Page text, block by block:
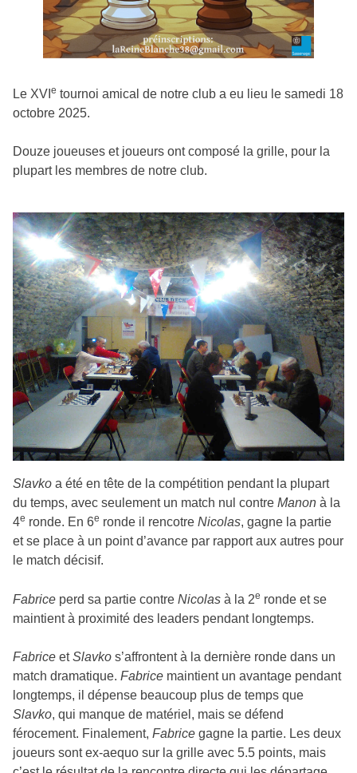
Le XVIe tournoi amical de notre club a eu lieu le samedi 18
octobre 2025.
Douze joueuses et joueurs ont composé la grille, pour la
plupart les membres de notre club.
Slavko a été en tête de la compétition pendant la plupart
du temps, avec seulement un match nul contreManon à la
4e ronde. En 6e ronde il rencotreNicolas, gagne la partie
et se place à un point d’avance par rapport aux autres pour
le match décisif.
Fabrice perd sa partie contreNicolas à la 2e ronde et se
maintient à proximité des leaders pendant longtemps.
Fabrice etSlavko s’affrontent à la dernière ronde dans un
match dramatique.Fabrice maintient un avantage pendant
longtemps, il dépense beaucoup plus de temps que
Slavko, qui manque de matériel, mais se défend
férocement. Finalement,Fabrice gagne la partie. Les deux
joueurs sont ex-aequo sur la grille avec 5.5 points, mais